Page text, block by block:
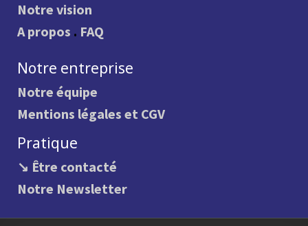
Notre vision
A propos . FAQ
Notre entreprise
Notre équipe
Mentions légales et CGV
Pratique
↘ Être contacté
Notre Newsletter